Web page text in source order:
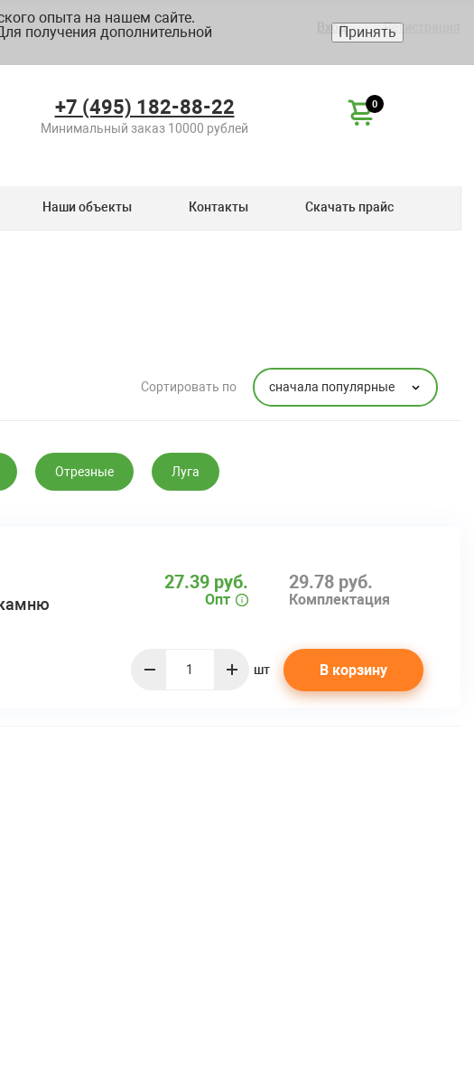
Вход Регистрация
+7 (495) 182-88-22
Минимальный заказ 10000 рублей
0
Наши объекты Контакты Скачать прайс
Сортировать по сначала популярные
Отрезные Луга
29.78 руб.
Комплектация
27.39 руб.
Опт
шт В корзину
опыта на нашем сайте.
получения дополнительной
Принять